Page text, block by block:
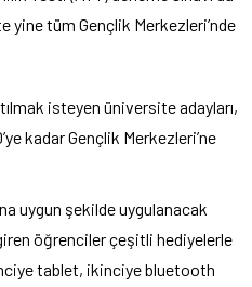
yine tüm Gençlik Merkezleri’nde
isteyen üniversite adayları,
kadar Gençlik Merkezleri’ne
uygun şekilde uygulanacak
öğrenciler çeşitli hediyelerle
tablet, ikinciye bluetooth